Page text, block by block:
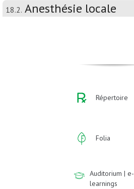
18.2. Anesthésie locale
Répertoire
Folia
Auditorium | e-
learnings